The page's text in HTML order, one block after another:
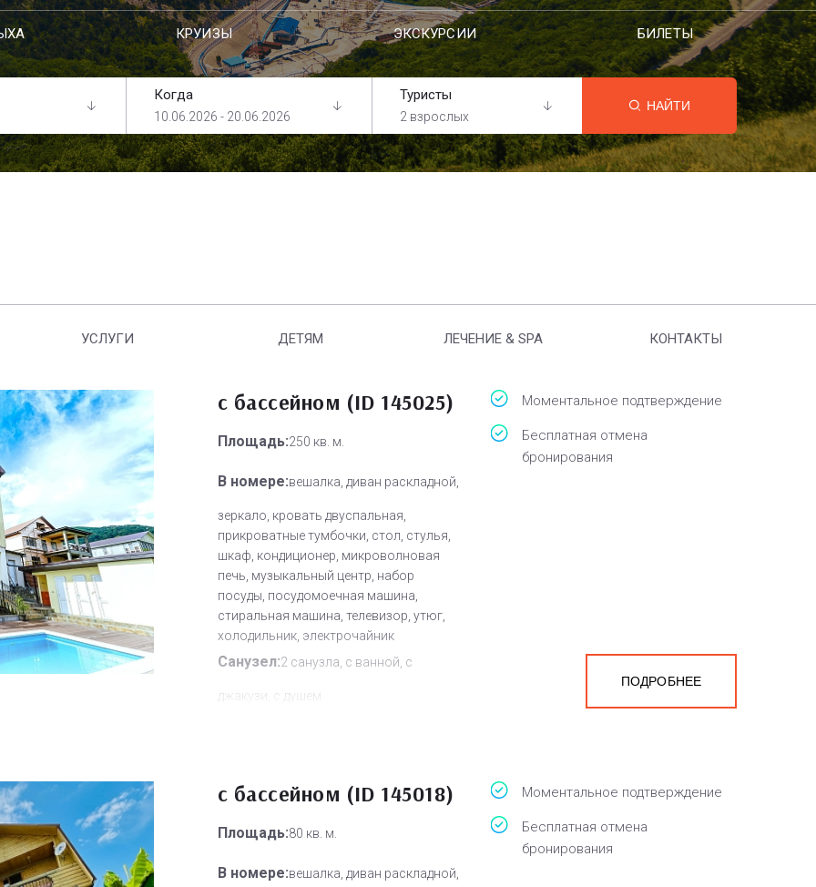
КРУИЗЫ ЭКСКУРСИИ БИЛЕТЫ
Когда
10.06.2026 - 20.06.2026
Туристы
2 взрослых
НАЙТИ
УСЛУГИ ДЕТЯМ ЛЕЧЕНИЕ & SPA КОНТАКТЫ
с бассейном (ID 145025)
Площадь:250 кв. м.
В номере:вешалка, диван раскладной,
зеркало, кровать двуспальная,
прикроватные тумбочки, стол, стулья,
шкаф, кондиционер, микроволновая
печь, музыкальный центр, набор
посуды, посудомоечная машина,
стиральная машина, телевизор, утюг,
холодильник, электрочайник
Санузел:2 санузла, с ванной, с
джакузи, с душем
Моментальное подтверждение
Бесплатная отмена
бронирования
ПОДРОБНЕЕ
с бассейном (ID 145018)
Площадь:80 кв. м.
В номере:вешалка, диван раскладной,
Моментальное подтверждение
Бесплатная отмена
бронирования